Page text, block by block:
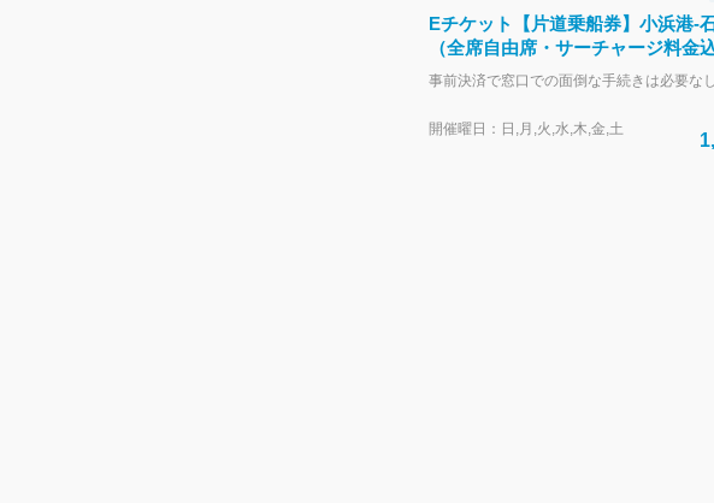
Eチケット【片道乗船券】小浜港-
（全席自由席・サーチャージ料金込
開催曜日：日,月,火,水,木,金,土